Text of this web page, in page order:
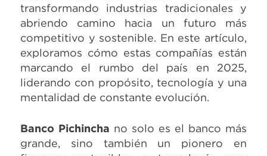
transformando industrias tradicionales y
abriendo camino hacia un futuro más
competitivo y sostenible. En este artículo,
exploramos cómo estas compañías están
marcando el rumbo del país en 2025,
liderando con propósito, tecnología y una
mentalidad de constante evolución.
Banco Pichincha no solo es el banco más
grande, sino también un pionero en